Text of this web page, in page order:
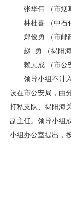
张华伟 （市烟草
林桂喜 （中石化
郑俊勇 （市邮
赵 勇 （揭阳海
赖元成 （市公安
领导小组不计入
设在市公安局，由
打私支队、揭阳海
副主任。领导小组
小组办公室提出，